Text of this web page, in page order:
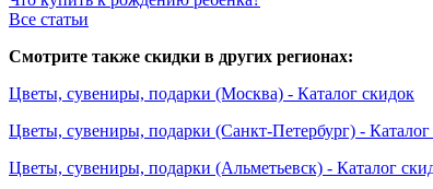
Все статьи
Смотрите также скидки в других регионах:
Цветы, сувениры, подарки (Москва) - Каталог скидок
Цветы, сувениры, подарки (Санкт-Петербург) - Каталог
Цветы, сувениры, подарки (Альметьевск) - Каталог